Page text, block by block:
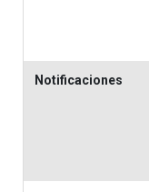
Notificaciones